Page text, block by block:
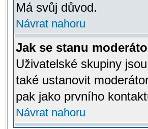
Má svůj důvod.
Návrat nahoru
Jak se stanu
Uživatelské skupiny
také ustanovit
pak jako prvního
Návrat nahoru